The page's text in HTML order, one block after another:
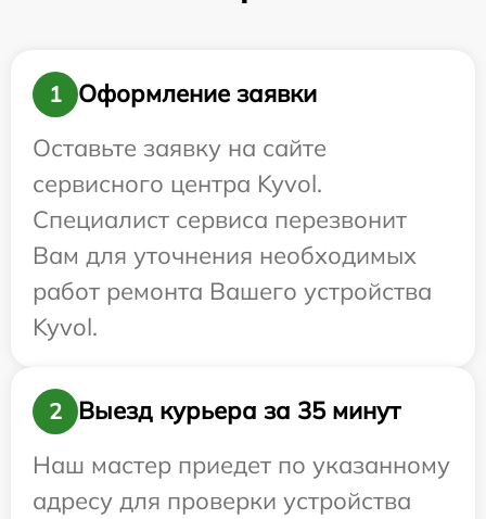
1
Оформление заявки
Оставьте заявку на сайте
сервисного центра Kyvol.
Специалист сервиса перезвонит
Вам для уточнения необходимых
работ ремонта Вашего устройства
Kyvol.
2
Выезд курьера за 35 минут
Наш мастер приедет по указанному
адресу для проверки устройства